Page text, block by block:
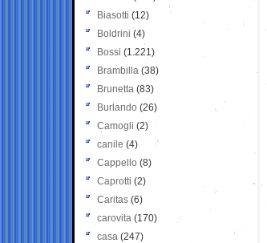
Biasotti (12)
Boldrini (4)
Bossi (1.221)
Brambilla (38)
Brunetta (83)
Burlando (26)
Camogli (2)
canile (4)
Cappello (8)
Caprotti (2)
Caritas (6)
carovita (170)
casa (247)